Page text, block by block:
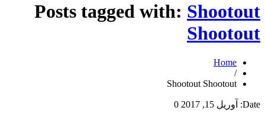
Posts tagged with: Shootout
Shootout
Home
/
Shootout Shootout
Date: آوریل 15, 2017 0